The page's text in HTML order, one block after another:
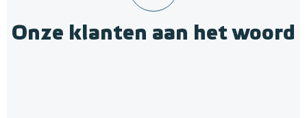
Onze klanten aan het woord